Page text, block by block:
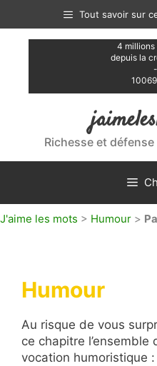
contenu
Tout savoir sur
4 millions
depuis la
Richesse et
J'aime les mots > Humour >
Humour
Au risque de vous
ce chapitre l’ensemble
vocation humoristique